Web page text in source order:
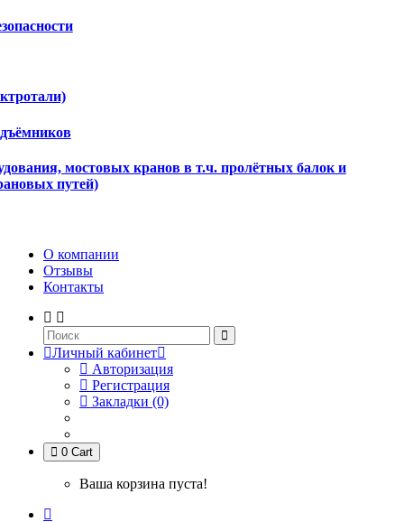
мостовых кранов в т.ч. пролётных балок и
путей)
О компании
Отзывы
Контакты
Личный кабинет
Авторизация
Регистрация
Закладки (0)
0 Cart
Ваша корзина пуста!